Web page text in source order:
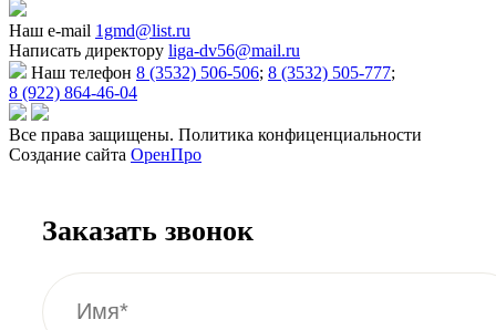
Наш e-mail 1gmd@list.ru
Написать директору liga-dv56@mail.ru
Наш телефон 8 (3532) 506-506; 8 (3532) 505-777;
8 (922) 864-46-04
Все права защищены. Политика конфиценциальности
Создание сайта ОренПро
Заказать звонок